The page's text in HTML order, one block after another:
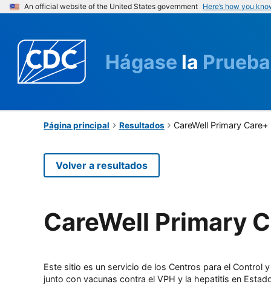
An official website of the United States government Here’s how you
Hágase la Prueba
Página principal Resultados CareWell Primary Care+
Volver a resultados
CareWell Primary
Este sitio es un servicio de los Centros para el Control
junto con vacunas contra el VPH y la hepatitis en